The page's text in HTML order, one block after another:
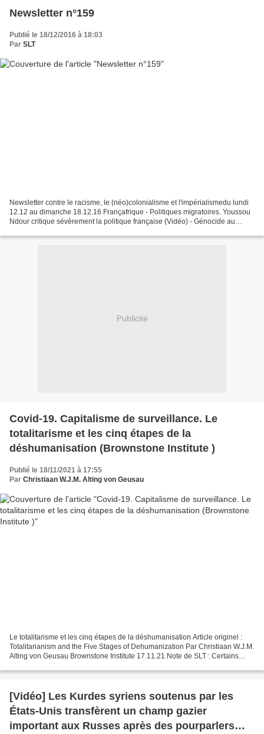
Newsletter n°159
Publié le 18/12/2016 à 18:03
Par SLT
Newsletter contre le racisme, le (néo)colonialisme et l'impérialismedu lundi
12.12 au dimanche 18.12.16 Françafrique - Politiques migratoires. Youssou
Ndour critique sévèrement la politique française (Vidéo) - Génocide au
Publicité
Covid-19. Capitalisme de surveillance. Le
totalitarisme et les cinq étapes de la
déshumanisation (Brownstone Institute )
Publié le 18/11/2021 à 17:55
Par Christiaan W.J.M. Alting von Geusau
Le totalitarisme et les cinq étapes de la déshumanisation Article originel :
Totalitarianism and the Five Stages of Dehumanization Par Christiaan W.J.M.
Alting von Geusau Brownstone Institute 17.11.21 Note de SLT : Certains
[Vidéo] Les Kurdes syriens soutenus par les
États-Unis transfèrent un champ gazier
important aux Russes après des pourparlers